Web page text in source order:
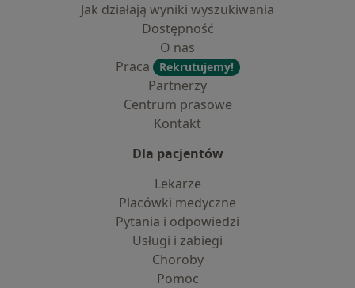
Jak działają wyniki wyszukiwania
Dostępność
O nas
Praca
Rekrutujemy!
Partnerzy
Centrum prasowe
Kontakt
Dla pacjentów
Lekarze
Placówki medyczne
Pytania i odpowiedzi
Usługi i zabiegi
Choroby
Pomoc